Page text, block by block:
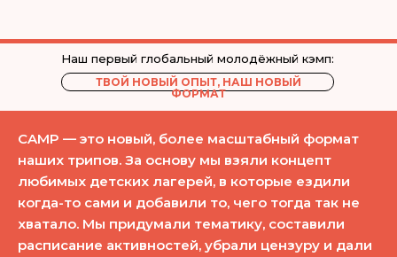
Наш первый глобальный молодёжный кэмп:
ТВОЙ НОВЫЙ ОПЫТ, НАШ НОВЫЙ
ФОРМАТ
CAMP — это новый, более масштабный формат
наших трипов. За основу мы взяли концепт
любимых детских лагерей, в которые ездили
когда-то сами и добавили то, чего тогда так не
хватало. Мы придумали тематику, составили
расписание активностей, убрали цензуру и дали